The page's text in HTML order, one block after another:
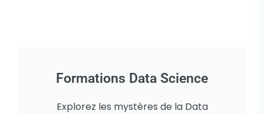
Formations Data Science
Explorez les mystères de la Data